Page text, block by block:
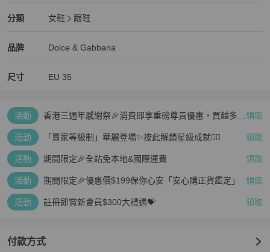
分類
Dolce & Gabbana 女鞋
女鞋
跟鞋
品牌
Dolce & Gabbana精品女鞋品牌介紹
Dolce & Gabbana
Dolce & Gabbana推薦清單
尺寸 EU 35
活動
香港三週年感謝祭🎉消費即享重磅尊貴優惠，買越多、 領取
活動 「賣家等級制」華麗登場✨按此解鎖星級成就👆🏻 領取
活動 期間限定🎉全站免本地&國際運費 領取
活動 期間限定🎉優惠價$199保你心安「安心購正貨鑑定」 領取
活動 註冊即賞新會員$300大禮遇💝 領取
付款方式